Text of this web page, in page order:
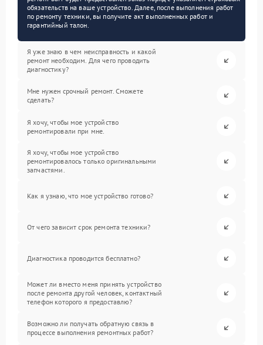
обязательств на ваше устройство. Далее, после выполнения работ
по ремонту техники, вы получите акт выполненных работ и
гарантийный талон.
Я уже знаю в чем неисправность и какой
ремонт необходим. Для чего проводить
диагностику?
Мне нужен срочный ремонт. Сможете
сделать?
Я хочу, чтобы мое устройство
ремонтировали при мне.
Я хочу, чтобы мое устройство
ремонтировалось только оригинальными
запчастями.
Как я узнаю, что мое устройство готово?
От чего зависит срок ремонта техники?
Диагностика проводится бесплатно?
Может ли вместо меня принять устройство
после ремонта другой человек, контактный
телефон которого я предоставлю?
Возможно ли получать обратную связь в
процессе выполнения ремонтных работ?